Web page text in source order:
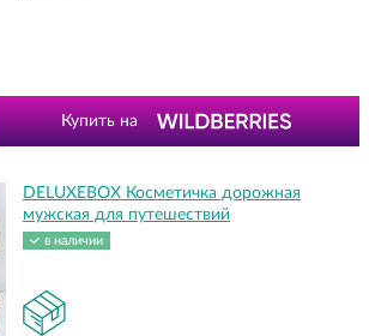
Купить на
DELUXEBOX Косметичка дорожная
мужская для путешествий
в наличии